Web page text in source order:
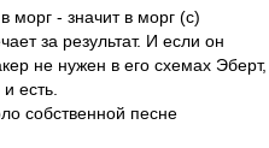
морг - значит в морг (с)
за результат. И если он
не нужен в его схемах Эберт,
есть.
собственной песне